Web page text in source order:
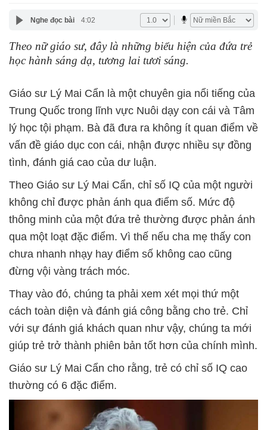
Nghe đọc bài 4:02
Theo nữ giáo sư, đây là những biểu hiện của đứa trẻ
học hành sáng dạ, tương lai tươi sáng.
Giáo sư Lý Mai Cẩn là một chuyên gia nổi tiếng của
Trung Quốc trong lĩnh vực Nuôi dạy con cái và Tâm
lý học tội phạm. Bà đã đưa ra không ít quan điểm về
vấn đề giáo dục con cái, nhận được nhiều sự đồng
tình, đánh giá cao của dư luận.
Theo Giáo sư Lý Mai Cẩn, chỉ số IQ của một người
không chỉ được phản ánh qua điểm số. Mức độ
thông minh của một đứa trẻ thường được phản ánh
qua một loạt đặc điểm. Vì thế nếu cha mẹ thấy con
chưa nhanh nhạy hay điểm số không cao cũng
đừng vội vàng trách móc.
Thay vào đó, chúng ta phải xem xét mọi thứ một
cách toàn diện và đánh giá công bằng cho trẻ. Chỉ
với sự đánh giá khách quan như vậy, chúng ta mới
giúp trẻ trở thành phiên bản tốt hơn của chính mình.
Giáo sư Lý Mai Cẩn cho rằng, trẻ có chỉ số IQ cao
thường có 6 đặc điểm.